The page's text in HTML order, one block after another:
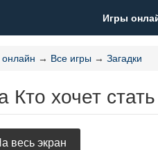
Игры
→ Все игры → Загадки
Кто хочет
весь экран